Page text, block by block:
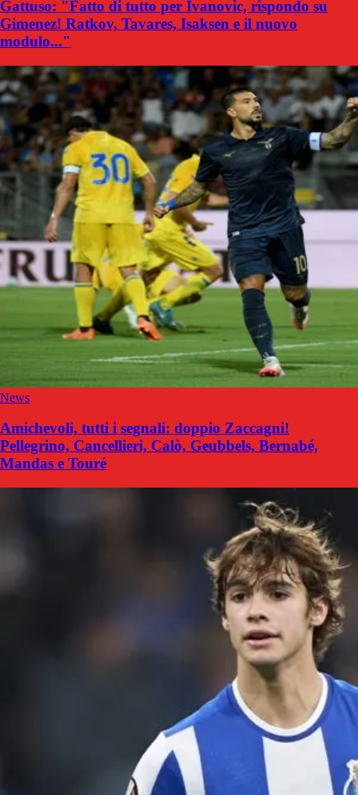
Gattuso: "Fatto di tutto per Ivanovic, rispondo su
Gimenez! Ratkov, Tavares, Isaksen e il nuovo
modulo..."
News
Amichevoli, tutti i segnali: doppio Zaccagni!
Pellegrino, Cancellieri, Calò, Geubbels, Bernabé,
Mandas e Touré